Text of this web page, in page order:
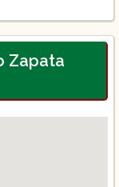
Zapata